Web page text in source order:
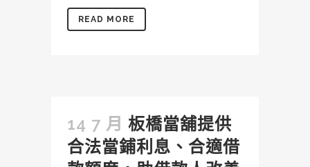
READ MORE
14 7 月 板橋當舖提供
合法當鋪利息、合適借